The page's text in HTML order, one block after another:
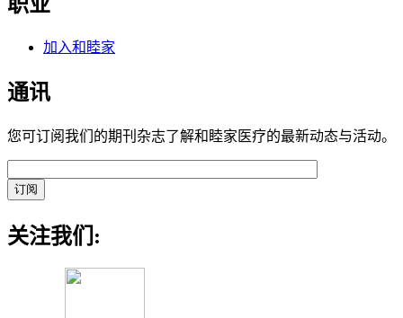
加入和睦家
通讯
您可订阅我们的期刊杂志了解和睦家医疗的最新动态与活动。
关注我们: